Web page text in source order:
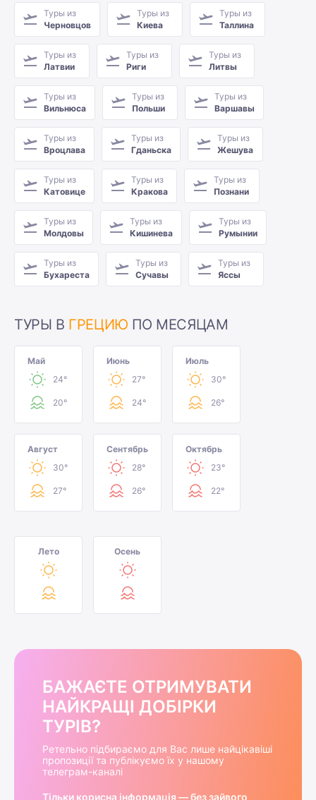
Туры из
Черновцов
Туры из
Киева
Туры из
Таллина
Туры из
Латвии
Туры из
Риги
Туры из
Литвы
Туры из
Вильнюса
Туры из
Польши
Туры из
Варшавы
Туры из
Вроцлава
Туры из
Гданьска
Туры из
Жешува
Туры из
Катовице
Туры из
Кракова
Туры из
Познани
Туры из
Молдовы
Туры из
Кишинева
Туры из
Румынии
Туры из
Бухареста
Туры из
Сучавы
Туры из
Яссы
ТУРЫ В ГРЕЦИЮ ПО МЕСЯЦАМ
Май
24°
20°
Июнь
27°
24°
Июль
30°
26°
Август
30°
27°
Сентябрь
28°
26°
Октябрь
23°
22°
Лето Осень
БАЖАЄТЕ ОТРИМУВАТИ
НАЙКРАЩІ ДОБІРКИ
ТУРІВ?
Ретельно підбираємо для Вас лише найцікавіші
пропозиції та публікуємо їх у нашому
телеграм-каналі
Тільки корисна інформація — без зайвого